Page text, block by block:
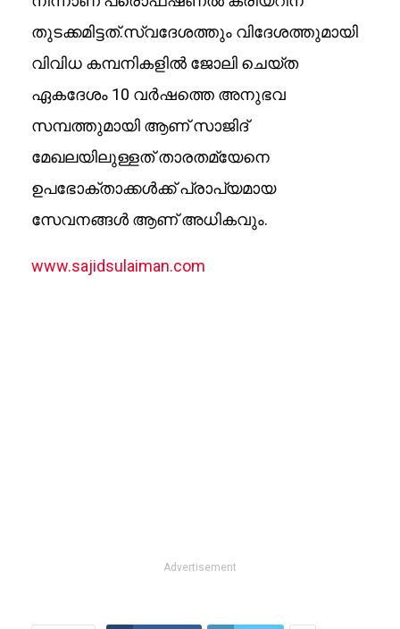
തുടക്കമിട്ടത്.സ്വദേശത്തും വിദേശത്തുമായി
വിവിധ കമ്പനികളിൽ ജോലി ചെയ്ത
ഏകദേശം 10 വർഷത്തെ അനുഭവ
സമ്പത്തുമായി ആണ് സാജിദ്
മേഖലയിലുള്ളത് താരതമ്യേനെ
ഉപഭോക്താക്കൾക്ക് പ്രാപ്യമായ
സേവനങ്ങൾ ആണ് അധികവും.
www.sajidsulaiman.com
Advertisement